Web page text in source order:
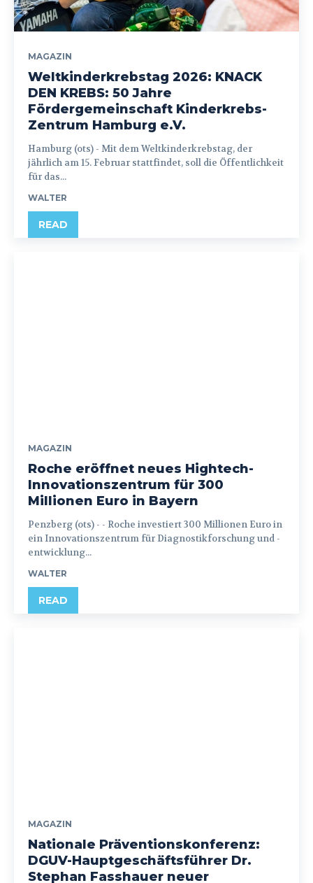
MAGAZIN
Weltkinderkrebstag 2026: KNACK
DEN KREBS: 50 Jahre
Fördergemeinschaft Kinderkrebs-
Zentrum Hamburg e.V.
Hamburg (ots) - Mit dem Weltkinderkrebstag, der
jährlich am 15. Februar stattfindet, soll die Öffentlichkeit
für das...
WALTER
READ
MAGAZIN
Roche eröffnet neues Hightech-
Innovationszentrum für 300
Millionen Euro in Bayern
Penzberg (ots) - - Roche investiert 300 Millionen Euro in
ein Innovationszentrum für Diagnostikforschung und -
entwicklung...
WALTER
READ
MAGAZIN
Nationale Präventionskonferenz:
DGUV-Hauptgeschäftsführer Dr.
Stephan Fasshauer neuer